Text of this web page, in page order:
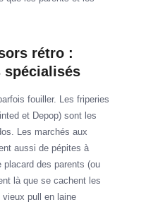
rétro :
spécialisés
fouiller. Les friperies
et Depop) sont les
Les marchés aux
aussi de pépites à
des parents (ou
là que se cachent les
pull en laine